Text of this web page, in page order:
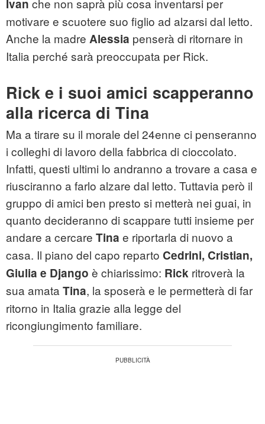
Ivan che non saprà più cosa inventarsi per
motivare e scuotere suo figlio ad alzarsi dal letto.
Anche la madre Alessia penserà di ritornare in
Italia perché sarà preoccupata per Rick.
Rick e i suoi amici scapperanno
alla ricerca di Tina
Ma a tirare su il morale del 24enne ci penseranno
i colleghi di lavoro della fabbrica di cioccolato.
Infatti, questi ultimi lo andranno a trovare a casa e
riusciranno a farlo alzare dal letto. Tuttavia però il
gruppo di amici ben presto si metterà nei guai, in
quanto decideranno di scappare tutti insieme per
andare a cercare Tina e riportarla di nuovo a
casa. Il piano del capo reparto Cedrini, Cristian,
Giulia e Django è chiarissimo: Rick ritroverà la
sua amata Tina, la sposerà e le permetterà di far
ritorno in Italia grazie alla legge del
ricongiungimento familiare.